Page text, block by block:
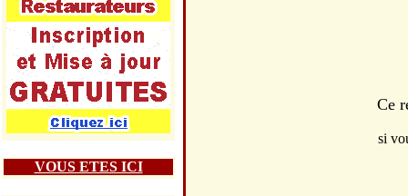
VOUS ETES ICI
Ce
si